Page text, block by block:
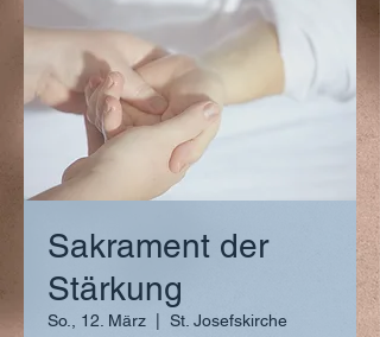
Sakrament der
Stärkung
So., 12. März
St. Josefskirche